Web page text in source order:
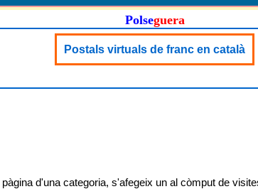
Polseguera
Postals virtuals de franc en català
d'una categoria, s'afegeix un al còmput de